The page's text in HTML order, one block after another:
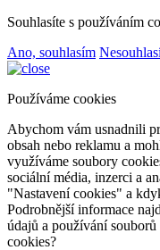
Souhlasíte s používáním
Ano, souhlasím
Používáme cookies
Abychom vám usnadnili
obsah nebo reklamu a
využíváme soubory
sociální média, inzerci a
"Nastavení cookies" a
Podrobnější informace
údajů a používání
cookies?